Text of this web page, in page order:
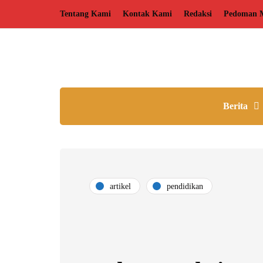
Tentang Kami Kontak Kami Redaksi Pedoman
Berita
artikel pendidikan